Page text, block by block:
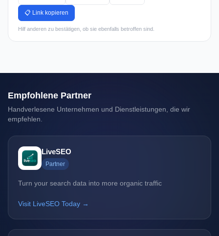
📋 Link kopieren
Hilf anderen zu bestätigen, ob sie ebenfalls betroffen sind.
Empfohlene Partner
Handverlesene Unternehmen und Dienstleistungen, die wir
empfehlen.
LiveSEO
Partner
Turn your search data into more organic traffic
Visit LiveSEO Today →